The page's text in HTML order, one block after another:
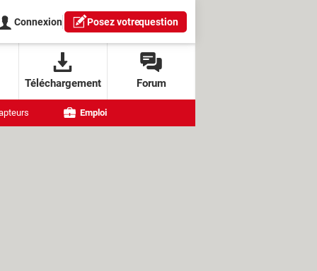
Connexion Posez votrequestion
Téléchargement Forum
Emploi